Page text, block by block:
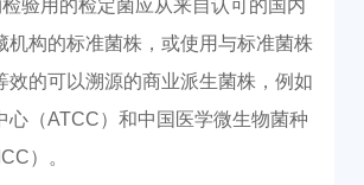
验用的检定菌应从来自认可的国内
机构的标准菌株，或使用与标准菌株
效的可以溯源的商业派生菌株，例如
心（ATCC）和中国医学微生物菌种
）。